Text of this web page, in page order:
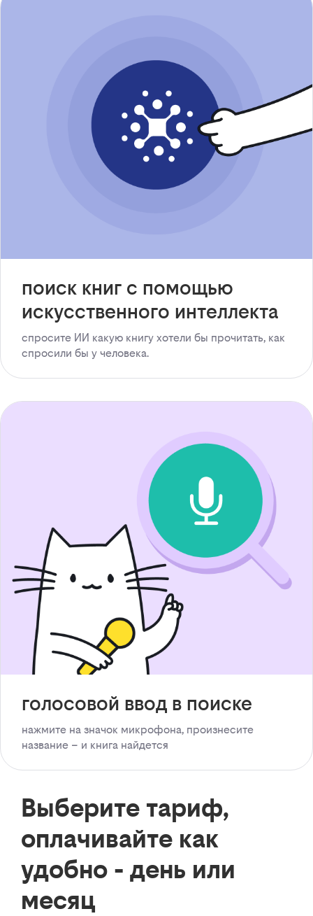
поиск книг с помощью
искусственного интеллекта
спросите ИИ какую книгу хотели бы прочитать, как
спросили бы у человека.
голосовой ввод в поиске
нажмите на значок микрофона, произнесите
название – и книга найдется
Выберите тариф,
оплачивайте как
удобно - день или
месяц